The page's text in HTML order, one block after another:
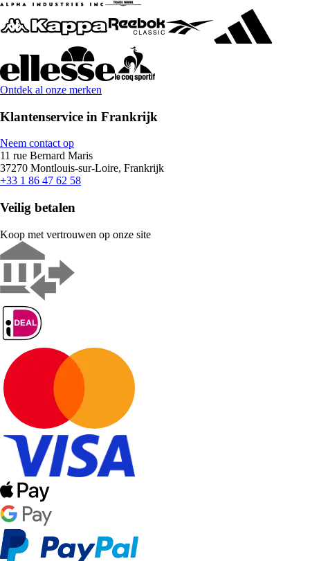
Ontdek al onze merken
Klantenservice in Frankrijk
Neem contact op
11 rue Bernard Maris
37270 Montlouis-sur-Loire, Frankrijk
+33 1 86 47 62 58
Veilig betalen
Koop met vertrouwen op onze site